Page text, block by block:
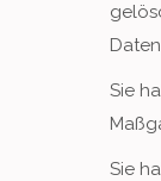
Sie
Sie